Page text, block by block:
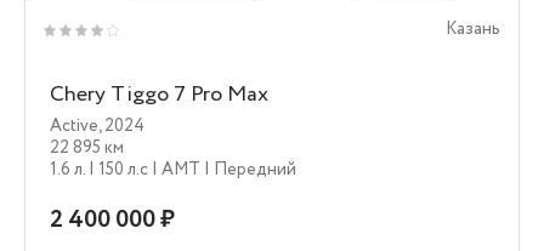
Казань
Chery Tiggo 7 Pro Max
Active,2024
22 895 км
1.6 л. | 150 л.c | AMT | Передний
2 400 000 ₽